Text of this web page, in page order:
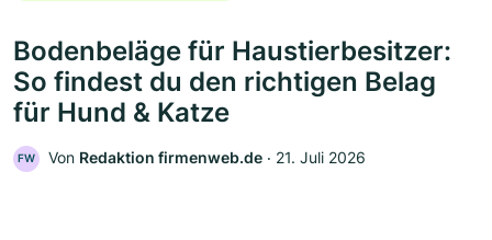
Bodenbeläge für Haustierbesitzer:
So findest du den richtigen Belag
für Hund & Katze
FW Von Redaktion firmenweb.de ‧ 21. Juli 2026